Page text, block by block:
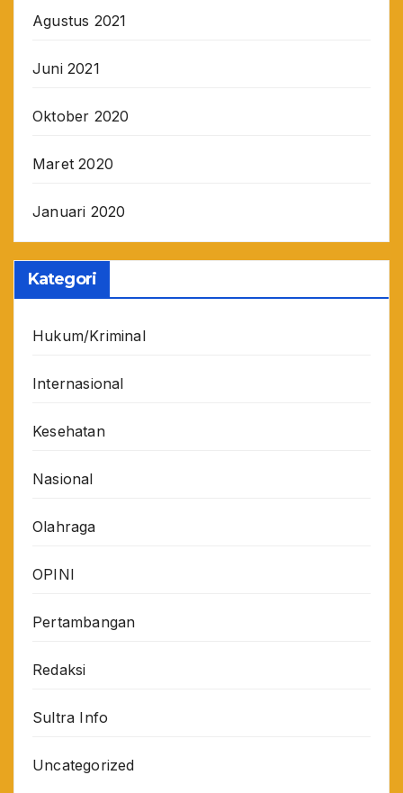
Agustus 2021
Juni 2021
Oktober 2020
Maret 2020
Januari 2020
Kategori
Hukum/Kriminal
Internasional
Kesehatan
Nasional
Olahraga
OPINI
Pertambangan
Redaksi
Sultra Info
Uncategorized